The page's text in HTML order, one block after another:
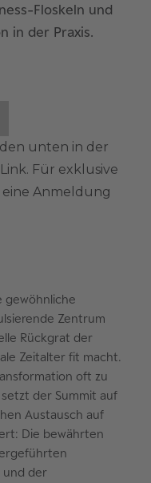
Floskeln und
in der Praxis.
unten in der
Für exklusive
Anmeldung
gewöhnliche
Zentrum
Rückgrat der
Zeitalter fit macht.
oft zu
der Summit auf
Austausch auf
Die bewährten
und der